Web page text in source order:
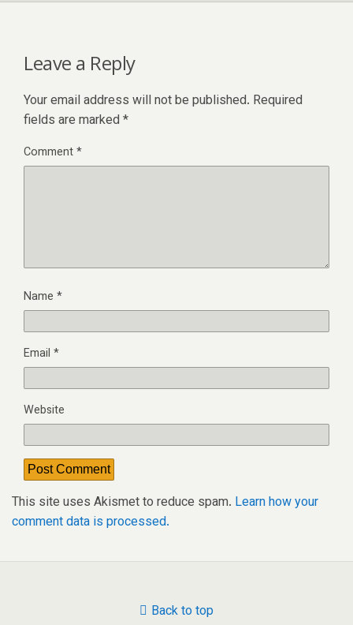
Leave a Reply
Your email address will not be published. Required
fields are marked *
Comment*
Name *
Email *
Website
This site uses Akismet to reduce spam. Learn how your
comment data is processed.
Back to top